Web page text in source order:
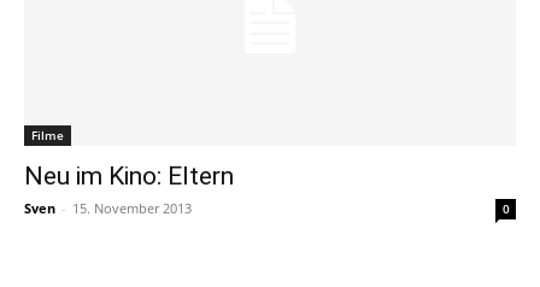
Filme
Neu im Kino: Eltern
Sven - 15. November 2013 0